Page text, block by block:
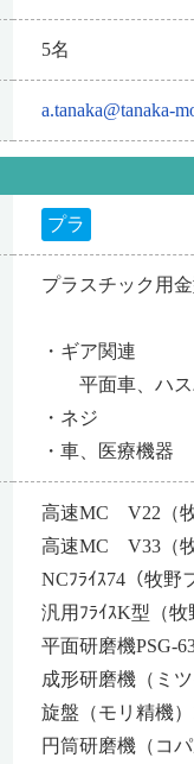
5名
a.tanaka@tanaka-
プラ
プラスチック用
・ギア関連
平面車、ハス
・ネジ
・車、医療機器
高速MC V22（
高速MC V33（
NCﾌﾗｲｽ74（牧野
汎用ﾌﾗｲｽK型（
平面研磨機PSG-
成形研磨機（ミ
旋盤（モリ精機）
円筒研磨機（コ